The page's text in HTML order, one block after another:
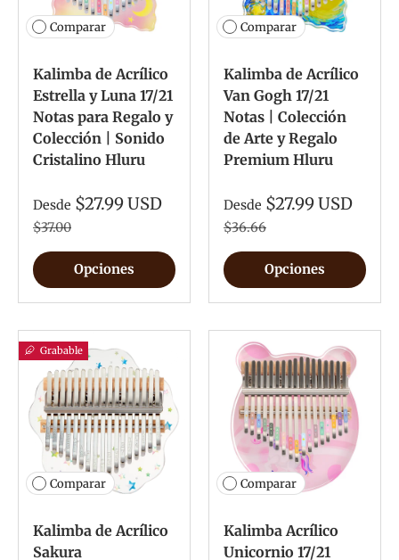
Comparar
Kalimba de Acrílico
Estrella y Luna 17/21
Notas para Regalo y
Colección | Sonido
Cristalino Hluru
Desde $27.99 USD
$37.00
Opciones
Comparar
Kalimba de Acrílico
Van Gogh 17/21
Notas | Colección
de Arte y Regalo
Premium Hluru
Desde $27.99 USD
$36.66
Opciones
Grabable
Comparar
Kalimba de Acrílico
Sakura
Comparar
Kalimba Acrílico
Unicornio 17/21